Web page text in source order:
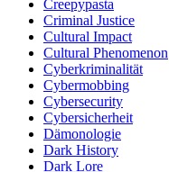
Creepypasta
Criminal Justice
Cultural Impact
Cultural Phenomenon
Cyberkriminalität
Cybermobbing
Cybersecurity
Cybersicherheit
Dämonologie
Dark History
Dark Lore